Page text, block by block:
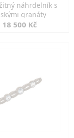
náhrdelník s
granáty
18 500 Kč